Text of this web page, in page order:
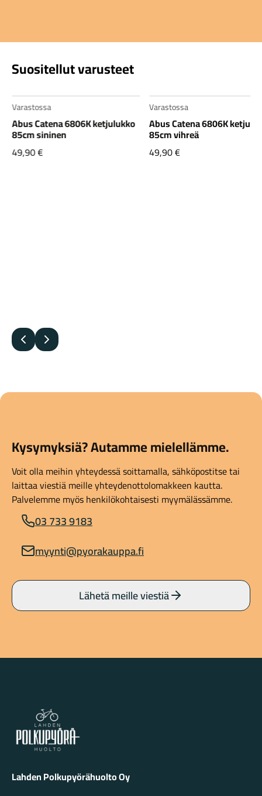
Suositellut varusteet
Varastossa
Abus Catena 6806K ketjulukko
85cm sininen
49,90€
Varastossa
Abus Catena 6806K
85cm vihreä
49,90€
Edellinen
Seuraava
Kysymyksiä? Autamme mielellämme.
Voit olla meihin yhteydessä soittamalla, sähköpostitse tai
laittaa viestiä meille yhteydenottolomakkeen kautta.
Palvelemme myös henkilökohtaisesti myymälässämme.
03 733 9183
myynti@pyorakauppa.fi
Lähetä meille viestiä
Lahden Polkupyörähuolto - etusivulle
Lahden Polkupyörähuolto Oy